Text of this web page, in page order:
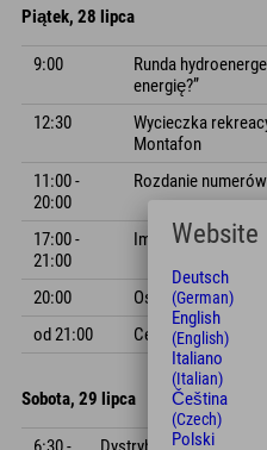
Piątek, 28 lipca
9:00
Runda
energię?”
12:30
Wycieczka
Montafon
11:00 -
20:00
Rozdanie
17:00 -
21:00
Impreza
20:00
Ostatni przejazd
od 21:00
Ceremonia
Sobota, 29 lipca
Website
Deutsch
(German)
English
(English)
Italiano
(Italian)
Čeština
(Czech)
Polski